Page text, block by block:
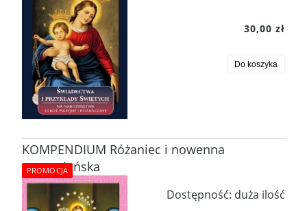
30,00 zł
Do koszyka
KOMPENDIUM Różaniec i nowenna
pompejańska
Dostępność: duża ilość
PROMOCJA